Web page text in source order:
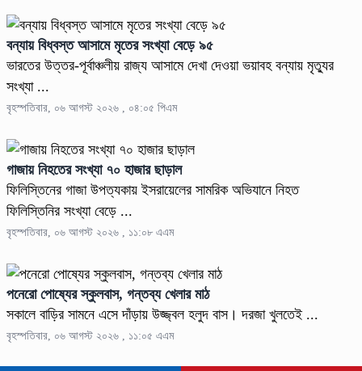
বন্যায় বিধ্বস্ত আসামে মৃতের সংখ্যা বেড়ে ৯৫
ভারতের উত্তর-পূর্বাঞ্চলীয় রাজ্য আসামে দেখা দেওয়া ভয়াবহ বন্যায় মৃত্যুর
সংখ্যা ...
বৃহস্পতিবার, ০৬ আগস্ট ২০২৬ , ০৪:০৫ পিএম
গাজায় নিহতের সংখ্যা ৭০ হাজার ছাড়াল
ফিলিস্তিনের গাজা উপত্যকায় ইসরায়েলের সামরিক অভিযানে নিহত
ফিলিস্তিনির সংখ্যা বেড়ে ...
বৃহস্পতিবার, ০৬ আগস্ট ২০২৬ , ১১:০৮ এএম
পনেরো পোষ্যের স্কুলবাস, গন্তব্য খেলার মাঠ
সকালে বাড়ির সামনে এসে দাঁড়ায় উজ্জ্বল হলুদ বাস। দরজা খুলতেই ...
বৃহস্পতিবার, ০৬ আগস্ট ২০২৬ , ১১:০৫ এএম